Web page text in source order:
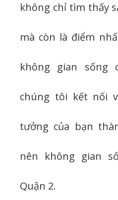
không chỉ tìm thấy
mà còn là điểm
không gian sống
chúng tôi kết nối
tưởng của bạn
nên không gian
Quận 2.